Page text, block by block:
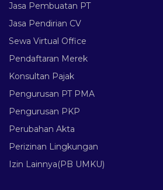
Jasa Pembuatan PT
Jasa Pendirian CV
Sewa Virtual Office
Pendaftaran Merek
Konsultan Pajak
Pengurusan PT PMA
Pengurusan PKP
Perubahan Akta
Perizinan Lingkungan
Izin Lainnya(PB UMKU)